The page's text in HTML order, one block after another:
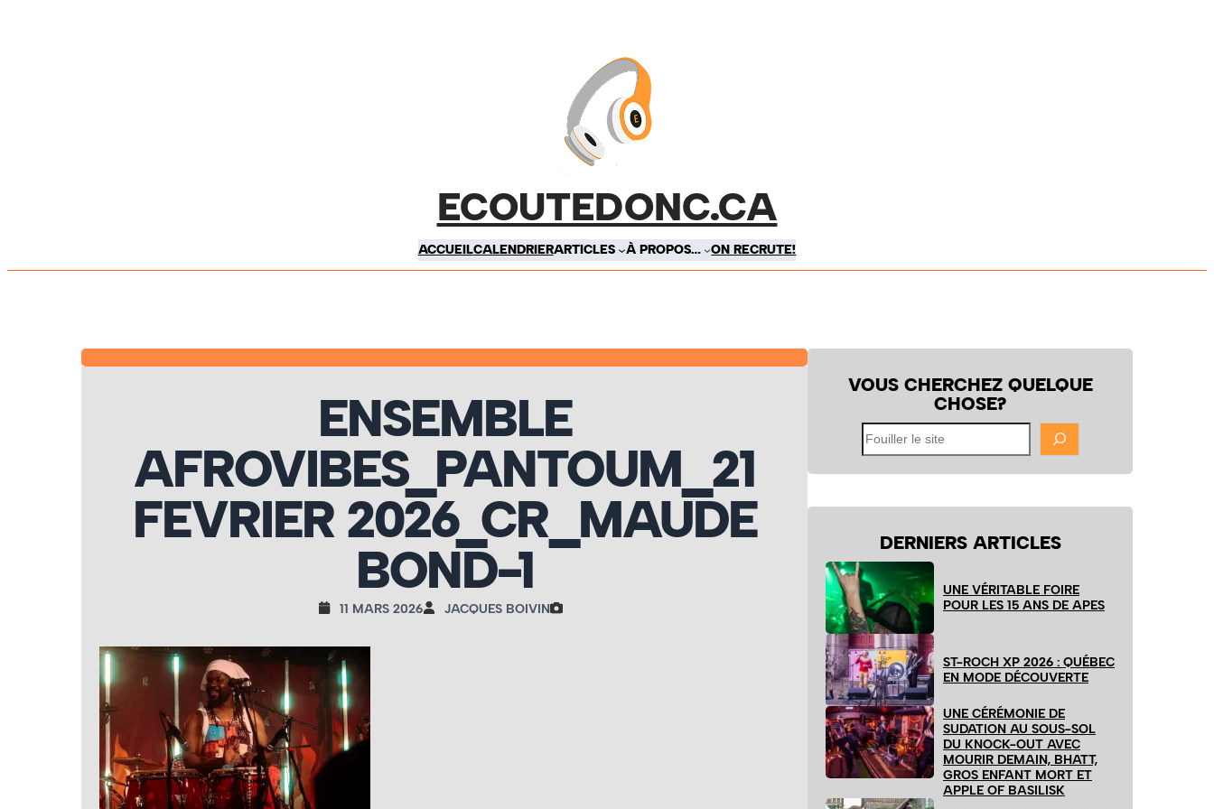
ECOUTEDONC.CA
ACCUEILCALENDRIERARTICLES À PROPOS… ON RECRUTE!
ENSEMBLE
AFROVIBES_PANTOUM_21
FEVRIER 2026_CR_MAUDE
BOND-1
11 MARS 2026 JACQUES BOIVIN
VOUS CHERCHEZ QUELQUE
CHOSE?
Fouiller
le
site
DERNIERS ARTICLES
UNE VÉRITABLE FOIRE
POUR LES 15 ANS DE APES
ST-ROCH XP 2026 : QUÉBEC
EN MODE DÉCOUVERTE
UNE CÉRÉMONIE DE
SUDATION AU SOUS-SOL
DU KNOCK-OUT AVEC
MOURIR DEMAIN, BHATT,
GROS ENFANT MORT ET
APPLE OF BASILISK